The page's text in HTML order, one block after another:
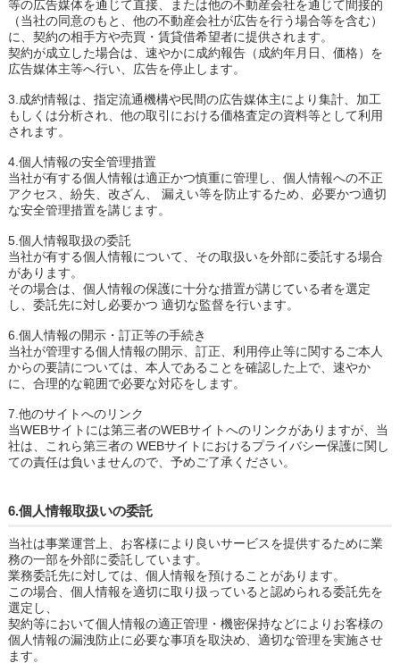
等の広告媒体を通じて直接、または他の不動産会社を通じて間接的
（当社の同意のもと、他の不動産会社が広告を行う場合等を含む）
に、契約の相手方や売買・賃貸借希望者に提供されます。
契約が成立した場合は、速やかに成約報告（成約年月日、価格）を
広告媒体主等へ行い、広告を停止します。
3.成約情報は、指定流通機構や民間の広告媒体主により集計、加工
もしくは分析され、他の取引における価格査定の資料等として利用
されます。
4.個人情報の安全管理措置
当社が有する個人情報は適正かつ慎重に管理し、個人情報への不正
アクセス、紛失、改ざん、 漏えい等を防止するため、必要かつ適切
な安全管理措置を講じます。
5.個人情報取扱の委託
当社が有する個人情報について、その取扱いを外部に委託する場合
があります。
その場合は、個人情報の保護に十分な措置が講じている者を選定
し、委託先に対し必要かつ 適切な監督を行います。
6.個人情報の開示・訂正等の手続き
当社が管理する個人情報の開示、訂正、利用停止等に関するご本人
からの要請については、本人であることを確認した上で、速やか
に、合理的な範囲で必要な対応をします。
7.他のサイトへのリンク
当WEBサイトには第三者のWEBサイトへのリンクがありますが、当
社は、これら第三者の WEBサイトにおけるプライバシー保護に関し
ての責任は負いませんので、予めご了承ください。
6.個人情報取扱いの委託
当社は事業運営上、お客様により良いサービスを提供するために業
務の一部を外部に委託しています。
業務委託先に対しては、個人情報を預けることがあります。
この場合、個人情報を適切に取り扱っていると認められる委託先を
選定し、
契約等において個人情報の適正管理・機密保持などによりお客様の
個人情報の漏洩防止に必要な事項を取決め、適切な管理を実施させ
ます。